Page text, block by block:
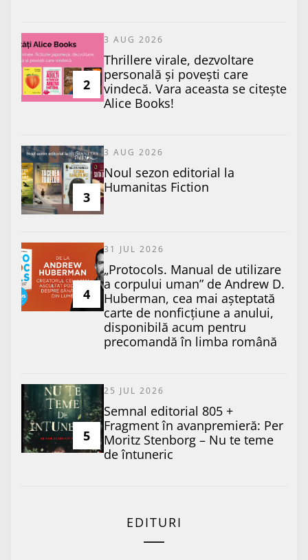
2
3 AUG 2026
Thrillere virale, dezvoltare
personală și povești care
vindecă. Vara aceasta se citește
Alice Books!
3
3 AUG 2026
​Noul sezon editorial la
Humanitas Fiction
4
31 JUL 2026
„Protocols. Manual de utilizare
a corpului uman” de Andrew D.
Huberman, cea mai așteptată
carte de nonficțiune a anului,
disponibilă acum pentru
precomandă în limba română
5
25 JUL 2026
Semnal editorial 805 +
Fragment în avanpremieră: Per
Moritz Stenborg – Nu te teme
de întuneric
EDITURI